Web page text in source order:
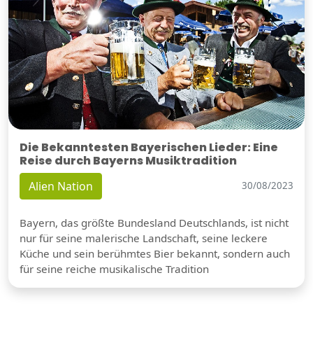
Die Bekanntesten Bayerischen Lieder: Eine
Reise durch Bayerns Musiktradition
Alien Nation 30/08/2023
Bayern, das größte Bundesland Deutschlands, ist nicht
nur für seine malerische Landschaft, seine leckere
Küche und sein berühmtes Bier bekannt, sondern auch
für seine reiche musikalische Tradition